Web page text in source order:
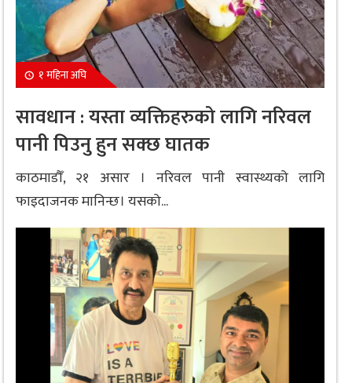
१ महिना अघि
सावधान : यस्ता व्यक्तिहरुको लागि नरिवल
पानी पिउनु हुन सक्छ घातक
काठमाडौँ, २१ असार । नरिवल पानी स्वास्थ्यको लागि
फाइदाजनक मानिन्छ। यसको...